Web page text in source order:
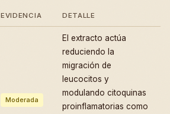
EVIDENCIA DETALLE
Moderada
El extracto actúa
reduciendo la
migración de
leucocitos y
modulando citoquinas
proinflamatorias como